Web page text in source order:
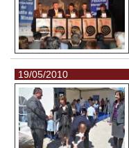
19/05/2010